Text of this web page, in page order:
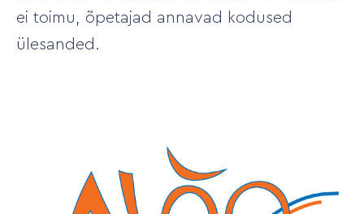
ei toimu, õpetajad annavad kodused
ülesanded.